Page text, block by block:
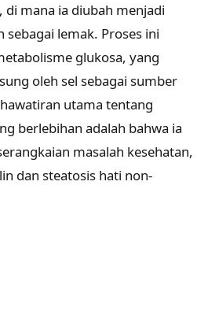
mana ia diubah menjadi
sebagai lemak. Proses ini
glukosa, yang
oleh sel sebagai sumber
utama tentang
berlebihan adalah bahwa ia
masalah kesehatan,
dan steatosis hati non-